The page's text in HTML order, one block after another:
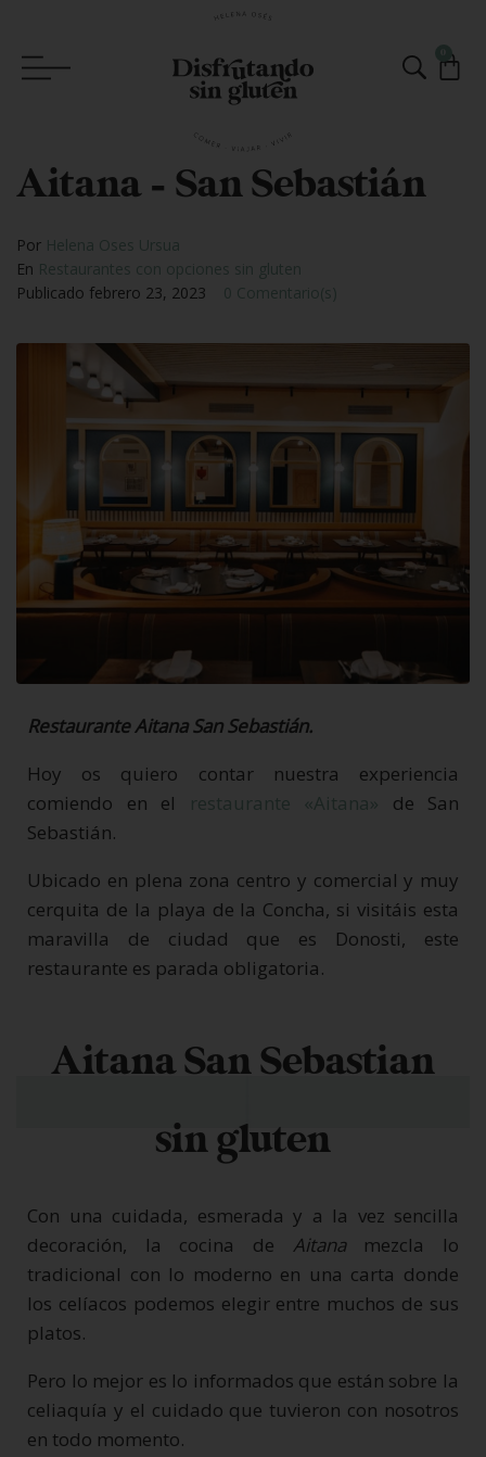
Aitana – San Sebastián
Por Helena Oses Ursua
En Restaurantes con opciones sin gluten
Publicado febrero 23, 2023 0 Comentario(s)
Restaurante Aitana San Sebastián.
Hoy os quiero contar nuestra experiencia
comiendo en el
restaurante «Aitana» de San
Sebastián.
Ubicado en plena zona centro y comercial y muy
cerquita de la playa de la Concha, si visitáis esta
maravilla de ciudad que es Donosti, este
restaurante es parada obligatoria.
Aitana San Sebastian
sin gluten
Con una cuidada, esmerada y a la vez sencilla
decoración, la cocina de Aitanamezcla lo
tradicional con lo moderno en una carta donde
los celíacos podemos elegir entre muchos de sus
platos.
Pero lo mejor es lo informados que están sobre la
celiaquía y el cuidado que tuvieron con nosotros
en todo momento.